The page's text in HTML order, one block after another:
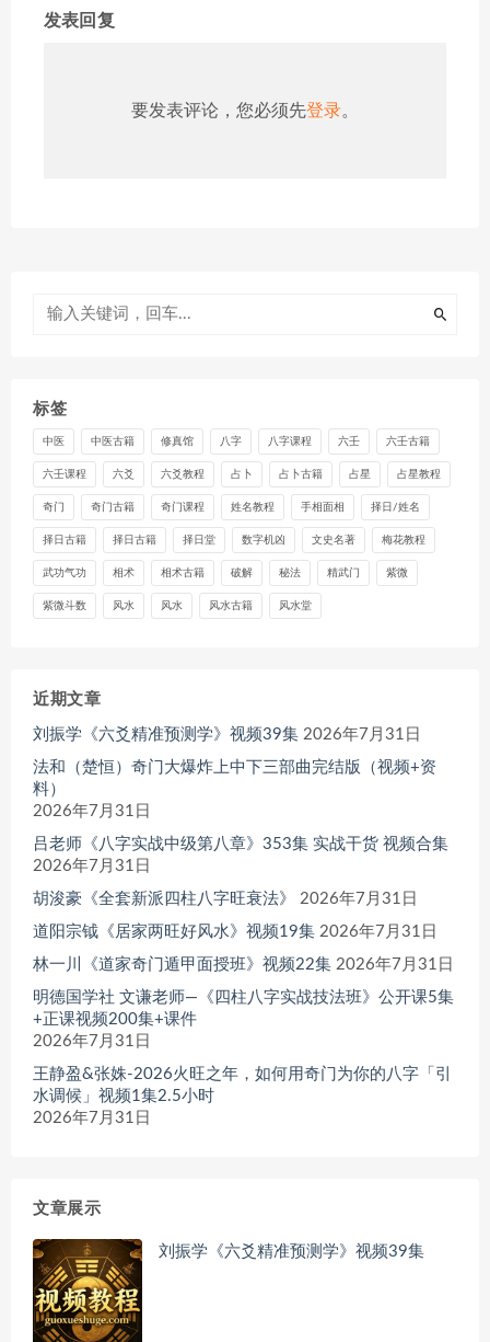
发表回复
要发表评论，您必须先登录。
标签
中医 中医古籍 修真馆 八字 八字课程 六壬 六壬古籍
六壬课程 六爻 六爻教程 占卜 占卜古籍 占星 占星教程
奇门 奇门古籍 奇门课程 姓名教程 手相面相 择日/姓名
择日古籍 择日古籍 择日堂 数字机凶 文史名著 梅花教程
武功气功 相术 相术古籍 破解 秘法 精武门 紫微
紫微斗数 风水 风水 风水古籍 风水堂
近期文章
刘振学《六爻精准预测学》视频39集 2026年7月31日
法和（楚恒）奇门大爆炸上中下三部曲完结版（视频+资
料）
2026年7月31日
吕老师《八字实战中级第八章》353集 实战干货 视频合集
2026年7月31日
胡浚豪《全套新派四柱八字旺衰法》
2026年7月31日
道阳宗钺《居家两旺好风水》视频19集 2026年7月31日
林一川《道家奇门遁甲面授班》视频22集 2026年7月31日
明德国学社 文谦老师—《四柱八字实战技法班》公开课5集
+正课视频200集+课件
2026年7月31日
王静盈&张姝-2026火旺之年，如何用奇门为你的八字「引
水调候」视频1集2.5小时
2026年7月31日
文章展示
刘振学《六爻精准预测学》视频39集